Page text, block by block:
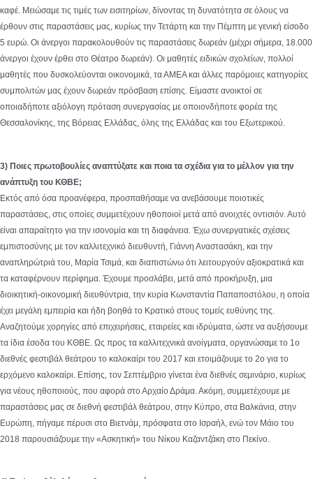
καφέ. Μειώσαμε τις τιμές των εισιτηρίων, δίνοντας τη δυνατότητα σε όλους να
έρθουν στις παραστάσεις μας, κυρίως την Τετάρτη και την Πέμπτη με γενική είσοδο
5 ευρώ. Οι άνεργοι παρακολουθούν τις παραστάσεις δωρεάν (μέχρι σήμερα, 18.000
άνεργοι έχουν έρθει στο Θέατρο δωρεάν). Οι μαθητές ειδικών σχολείων, πολλοί
μαθητές που δυσκολεύονται οικονομικά, τα ΑΜΕΑ και άλλες παρόμοιες κατηγορίες
συμπολιτών μας έχουν δωρεάν πρόσβαση επίσης. Είμαστε ανοικτοί σε
οποιαδήποτε αξιόλογη πρόταση συνεργασίας με οποιονδήποτε φορέα της
Θεσσαλονίκης, της Βόρειας Ελλάδας, όλης της Ελλάδας και του Εξωτερικού.
3) Ποιες πρωτοβουλίες αναπτύξατε και ποια τα σχέδια για το μέλλον για την
ανάπτυξη του ΚΘΒΕ;
Εκτός από όσα προανέφερα, προσπαθήσαμε να ανεβάσουμε ποιοτικές
παραστάσεις, στις οποίες συμμετέχουν ηθοποιοί μετά από ανοιχτές οντισιόν. Αυτό
είναι απαραίτητο για την ισονομία και τη διαφάνεια. Έχω συνεργατικές σχέσεις
εμπιστοσύνης με τον καλλιτεχνικό διευθυντή, Γιάννη Αναστασάκη, και την
αναπληρώτριά του, Μαρία Τσιμά, και διαπιστώνω ότι λειτουργούν αξιοκρατικά και
τα καταφέρνουν περίφημα. Έχουμε προσλάβει, μετά από προκήρυξη, μια
διοικητική-οικονομική διευθύντρια, την κυρία Κωνσταντία Παπαποστόλου, η οποία
έχει μεγάλη εμπειρία και ήδη βοηθά το Κρατικό στους τομείς ευθύνης της.
Αναζητούμε χορηγίες από επιχειρήσεις, εταιρείες και ιδρύματα, ώστε να αυξήσουμε
τα ίδια έσοδα του ΚΘΒΕ. Ως προς τα καλλιτεχνικά ανοίγματα, οργανώσαμε το 1ο
διεθνές φεστιβάλ θεάτρου το καλοκαίρι του 2017 και ετοιμάζουμε το 2ο για το
ερχόμενο καλοκαίρι. Επίσης, τον Σεπτέμβριο γίνεται ένα διεθνές σεμινάριο, κυρίως
για νέους ηθοποιούς, που αφορά στο Αρχαίο Δράμα. Ακόμη, συμμετέχουμε με
παραστάσεις μας σε διεθνή φεστιβάλ θεάτρου, στην Κύπρο, στα Βαλκάνια, στην
Ευρώπη, πήγαμε πέρυσι στο Βιετνάμ, πρόσφατα στο Ισραήλ, ενώ τον Μάιο του
2018 παρουσιάζουμε την «Ασκητική» του Νίκου Καζαντζάκη στο Πεκίνο.